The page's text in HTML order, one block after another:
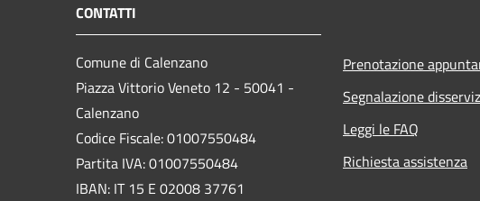
CONTATTI
Comune di Calenzano
Piazza Vittorio Veneto 12 - 50041 -
Calenzano
Codice Fiscale: 01007550484
Partita IVA: 01007550484
IBAN: IT 15 E 02008 37761
Prenotazione
Segnalazione
Leggi le FAQ
Richiesta assistenza